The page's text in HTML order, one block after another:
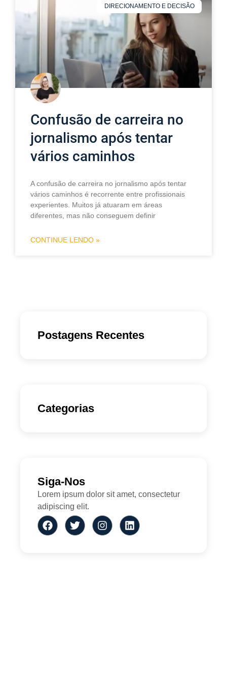
DIRECIONAMENTO E DECISÃO
Confusão de carreira no
jornalismo após tentar
vários caminhos
A confusão de carreira no jornalismo após tentar
vários caminhos é recorrente entre profissionais
experientes. Muitos já atuaram em áreas
diferentes, mas não conseguem definir
CONTINUE LENDO »
Postagens Recentes
Categorias
Siga-Nos
Lorem ipsum dolor sit amet, consectetur
adipiscing elit.